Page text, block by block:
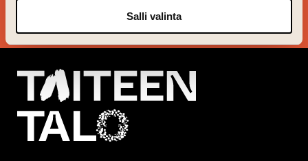
Salli valinta